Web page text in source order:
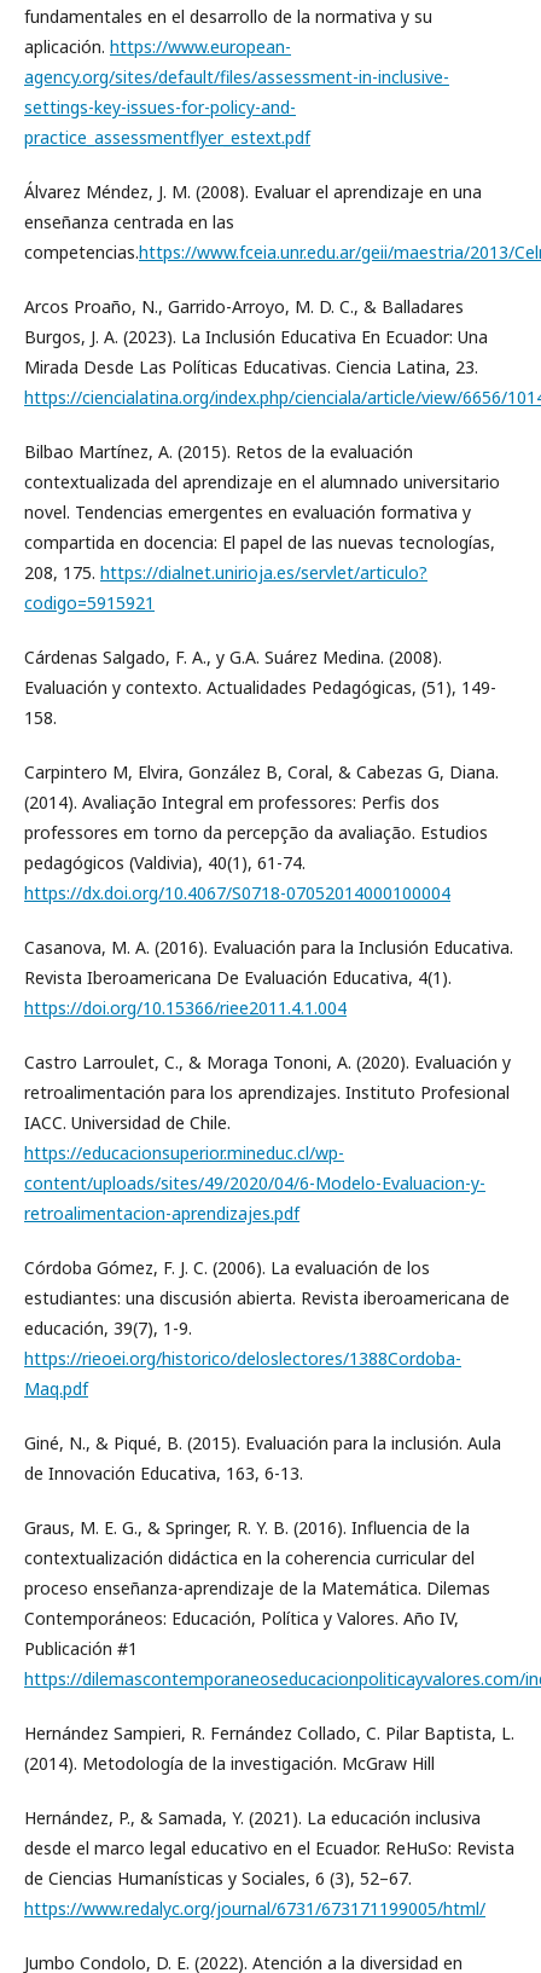
fundamentales en el desarrollo de la normativa y su
aplicación. https://www.european-
agency.org/sites/default/files/assessment-in-inclusive-
settings-key-issues-for-policy-and-
practice_assessmentflyer_estext.pdf
Álvarez Méndez, J. M. (2008). Evaluar el aprendizaje en una
enseñanza centrada en las
competencias.https://www.fceia.unr.edu.ar/geii/maestria/2013/
Arcos Proaño, N., Garrido-Arroyo, M. D. C., & Balladares
Burgos, J. A. (2023). La Inclusión Educativa En Ecuador: Una
Mirada Desde Las Políticas Educativas. Ciencia Latina, 23.
https://ciencialatina.org/index.php/cienciala/article/view/6656/
Bilbao Martínez, A. (2015). Retos de la evaluación
contextualizada del aprendizaje en el alumnado universitario
novel. Tendencias emergentes en evaluación formativa y
compartida en docencia: El papel de las nuevas tecnologías,
208, 175. https://dialnet.unirioja.es/servlet/articulo?
codigo=5915921
Cárdenas Salgado, F. A., y G.A. Suárez Medina. (2008).
Evaluación y contexto. Actualidades Pedagógicas, (51), 149-
158.
Carpintero M, Elvira, González B, Coral, & Cabezas G, Diana.
(2014). Avaliação Integral em professores: Perfis dos
professores em torno da percepção da avaliação. Estudios
pedagógicos (Valdivia), 40(1), 61-74.
https://dx.doi.org/10.4067/S0718-07052014000100004
Casanova, M. A. (2016). Evaluación para la Inclusión Educativa.
Revista Iberoamericana De Evaluación Educativa, 4(1).
https://doi.org/10.15366/riee2011.4.1.004
Castro Larroulet, C., & Moraga Tononi, A. (2020). Evaluación y
retroalimentación para los aprendizajes. Instituto Profesional
IACC. Universidad de Chile.
https://educacionsuperior.mineduc.cl/wp-
content/uploads/sites/49/2020/04/6-Modelo-Evaluacion-y-
retroalimentacion-aprendizajes.pdf
Córdoba Gómez, F. J. C. (2006). La evaluación de los
estudiantes: una discusión abierta. Revista iberoamericana de
educación, 39(7), 1-9.
https://rieoei.org/historico/deloslectores/1388Cordoba-
Maq.pdf
Giné, N., & Piqué, B. (2015). Evaluación para la inclusión. Aula
de Innovación Educativa, 163, 6-13.
Graus, M. E. G., & Springer, R. Y. B. (2016). Influencia de la
contextualización didáctica en la coherencia curricular del
proceso enseñanza-aprendizaje de la Matemática. Dilemas
Contemporáneos: Educación, Política y Valores. Año IV,
Publicación #1
https://dilemascontemporaneoseducacionpoliticayvalores.com/
Hernández Sampieri, R. Fernández Collado, C. Pilar Baptista, L.
(2014). Metodología de la investigación. McGraw Hill
Hernández, P., & Samada, Y. (2021). La educación inclusiva
desde el marco legal educativo en el Ecuador. ReHuSo: Revista
de Ciencias Humanísticas y Sociales, 6 (3), 52–67.
https://www.redalyc.org/journal/6731/673171199005/html/
Jumbo Condolo, D. E. (2022). Atención a la diversidad en